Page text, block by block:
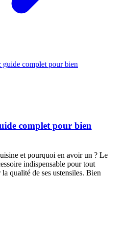
complet pour bien
et pourquoi en avoir un ? Le
indispensable pour tout
qualité de ses ustensiles. Bien